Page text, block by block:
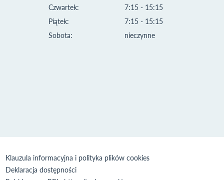
Czwartek:
Piątek:
Sobota:
7:15 - 15:15
7:15 - 15:15
nieczynne
Klauzula informacyjna i polityka plików cookies
Deklaracja dostępności